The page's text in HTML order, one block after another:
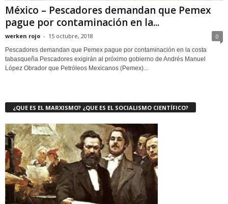
México – Pescadores demandan que Pemex
pague por contaminación en la...
werken rojo - 15 octubre, 2018 0
Pescadores demandan que Pemex pague por contaminación en la costa
tabasqueña Pescadores exigirán al próximo gobierno de Andrés Manuel
López Obrador que Petróleos Mexicanos (Pemex)...
¿QUE ES EL MARXISMO? ¿QUE ES EL SOCIALISMO CIENTÍFICO?